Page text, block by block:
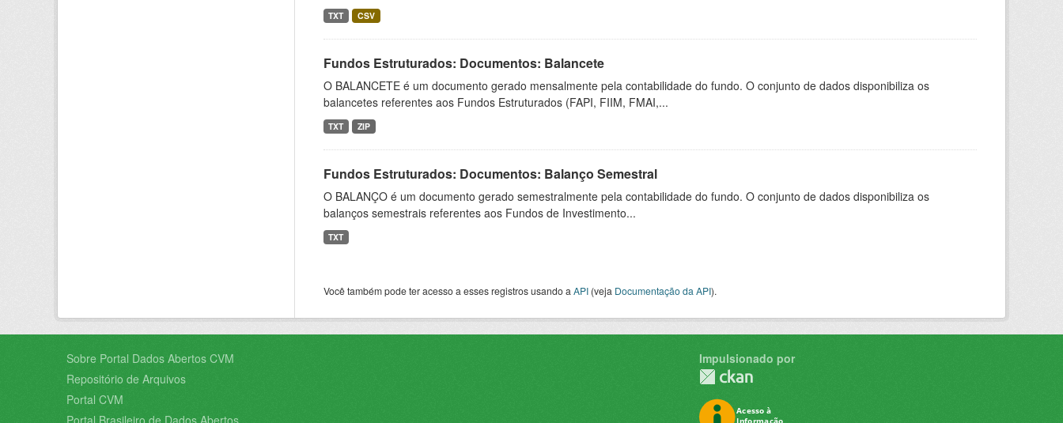
TXT CSV
Fundos Estruturados: Documentos: Balancete
O BALANCETE é um documento gerado mensalmente pela contabilidade do fundo. O conjunto de dados disponibiliza os
balancetes referentes aos Fundos Estruturados (FAPI, FIIM, FMAI,...
TXT ZIP
Fundos Estruturados: Documentos: Balanço Semestral
O BALANÇO é um documento gerado semestralmente pela contabilidade do fundo. O conjunto de dados disponibiliza os
balanços semestrais referentes aos Fundos de Investimento...
TXT
Você também pode ter acesso a esses registros usando a API(veja Documentação da API).
Sobre Portal Dados Abertos CVM
Repositório de Arquivos
Portal CVM
Portal Brasileiro de Dados Abertos
Impulsionado por